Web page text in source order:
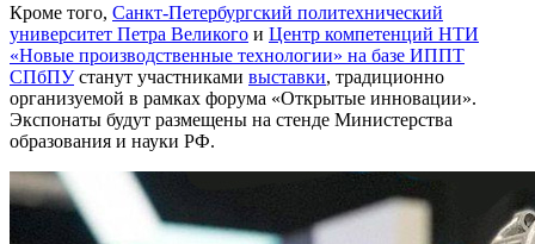
Кроме того, Санкт-Петербургский политехнический
университет Петра Великого и Центр компетенций НТИ
«Новые производственные технологии» на базе ИППТ
СПбПУстанут участниками выставки, традиционно
организуемой в рамках форума «Открытые инновации».
Экспонаты будут размещены на стенде Министерства
образования и науки РФ.